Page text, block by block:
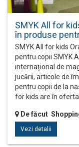
SMYK All for
în produse
SMYK All for kids
pentru copii SMYK
internațional de
jucării, articole de
pentru copii de la
for kids are în
De făcut
Vezi detalii